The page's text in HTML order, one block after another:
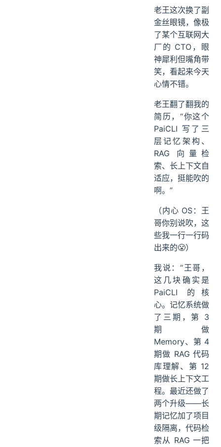
01、Agent 的记忆系统分哪几层
03、长期记忆什么时候存、什么时候取
04、什么是 RAG
05、代码怎么分块
08、代码关系图谱是什么
12、对话历史的消息格式为什么要严格遵循协议
13、RAG 检索效果不好怎么优化
ending
老王这次换了副
金丝眼镜，像极
了某个互联网大
厂的 CTO，眼
神犀利但嘴角带
笑，看起来今天
心情不错。
老王翻了翻我的
简历，“你这个
PaiCLI 写了三
层记忆架构、
RAG 向量检
索、长上下文自
适应，挺能吹的
啊。”
（内心 OS：王
哥你别说吹，这
些我一行一行码
出来的😤）
我说：“王哥，
这几块确实是
PaiCLI 的核
心。记忆系统做
了三期，第 3
期做
Memory、第 4
期做 RAG 代码
库理解、第 12
期做长上下文工
程。最近还做了
两个升级——长
期记忆加了项目
级隔离，代码检
索从 RAG 一把